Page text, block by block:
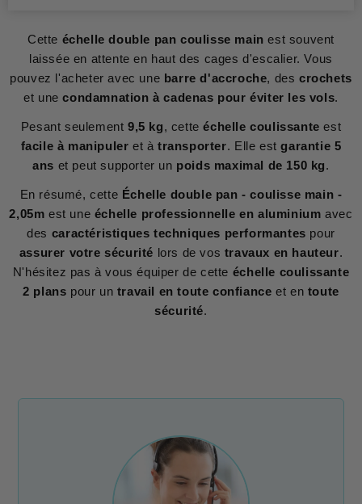
Cette échelle double pan coulisse main est souvent
laissée en attente en haut des cages d'escalier. Vous
pouvez l'acheter avec une barre d'accroche, des crochets
et unecondamnation à cadenas pour éviter les vols.
Pesant seulement 9,5 kg, cetteéchelle coulissante est
facile à manipuler et àtransporter. Elle estgarantie 5
ans et peut supporter un poids maximal de 150 kg.
En résumé, cette Échelle double pan - coulisse main -
2,05m est une échelle professionnelle en aluminium avec
des caractéristiques techniques performantes pour
assurer votre sécurité lors de vos travaux en hauteur.
N'hésitez pas à vous équiper de cette échelle coulissante
2 plans pour un travail en toute confiance et en toute
sécurité.